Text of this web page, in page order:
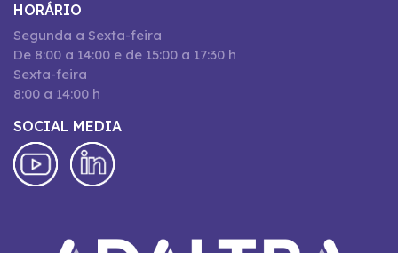
HORÁRIO
Segunda a Sexta-feira
De 8:00 a 14:00 e de 15:00 a 17:30 h
Sexta-feira
8:00 a 14:00 h
SOCIAL MEDIA